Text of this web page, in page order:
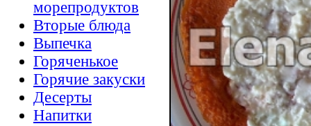
морепродуктов
Вторые блюда
Выпечка
Горяченькое
Горячие закуски
Десерты
Напитки